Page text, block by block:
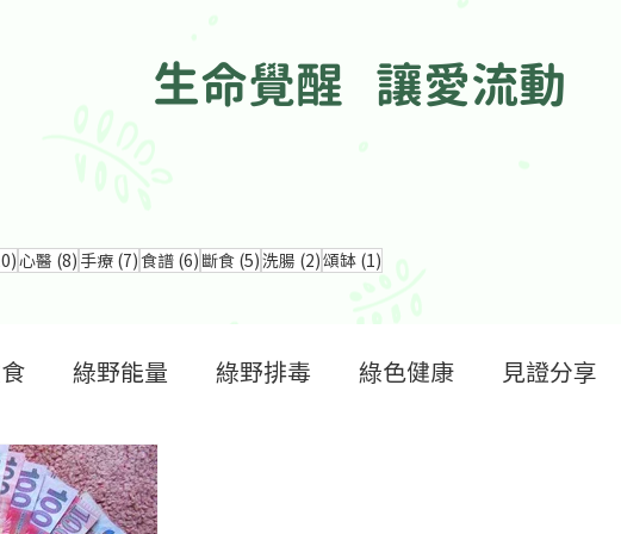
生命覺醒 讓愛流動
10 篇文章
心醫 (8) 8 篇文章
手療 (7) 7 篇文章
食譜 (6) 6 篇文章
斷食 (5)5 篇文章
洗腸 (2)2 篇文章
頌缽 (1)
綠野能量 綠野排毒 綠色健康 見證分享